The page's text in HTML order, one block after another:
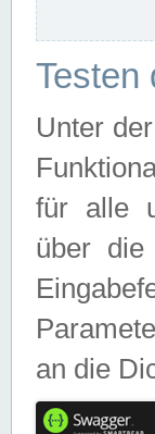
Testen
Unter
für alle
über die
an die